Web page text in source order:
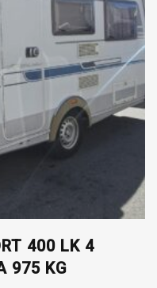
400 LK 4
975 KG